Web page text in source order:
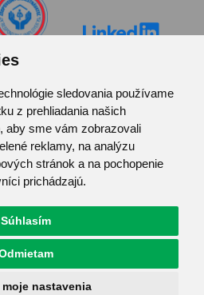
sledovania používame
z prehliadania našich
aby sme vám zobrazovali
reklamy, na analýzu
stránok a na pochopenie
prichádzajú.
Súhlasím
nastavenia